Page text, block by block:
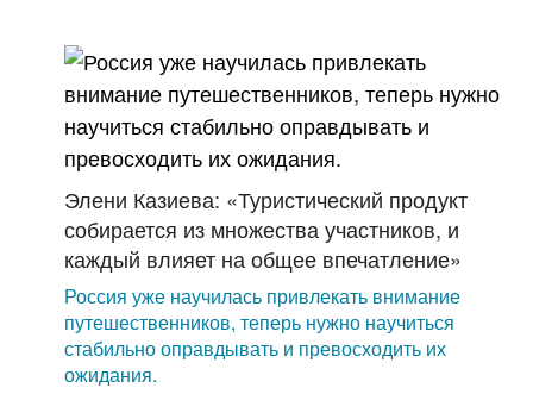
Элени Казиева: «Туристический продукт
собирается из множества участников, и
каждый влияет на общее впечатление»
Россия уже научилась привлекать внимание
путешественников, теперь нужно научиться
стабильно оправдывать и превосходить их
ожидания.